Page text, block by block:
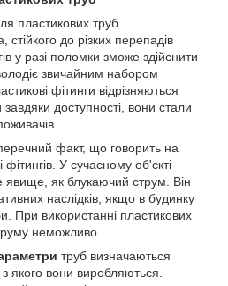
пластикових труб
стійкого до різких перепадів
у разі поломки зможе здійснити
звичайним набором
фітинги відрізняються
доступності, вони стали
факт, що говорить на
фітингів. У сучасному об'єкті
явище, як блукаючий струм. Він
наслідків, якщо в будинку
При використанні пластикових
неможливо.
труб визначаються
якого вони виробляються.